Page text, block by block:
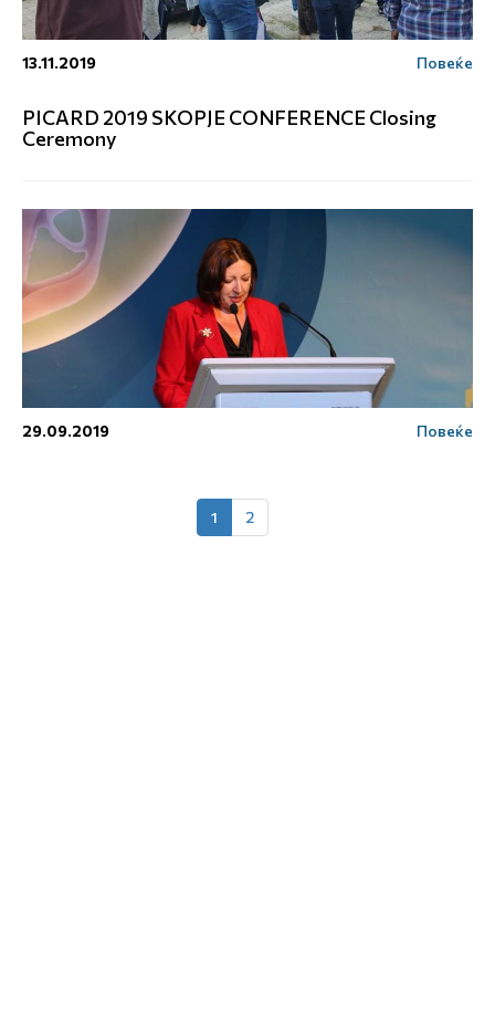
13.11.2019 Повеќе
PICARD 2019 SKOPJE CONFERENCE Closing
Ceremony
29.09.2019 Повеќе
1 2